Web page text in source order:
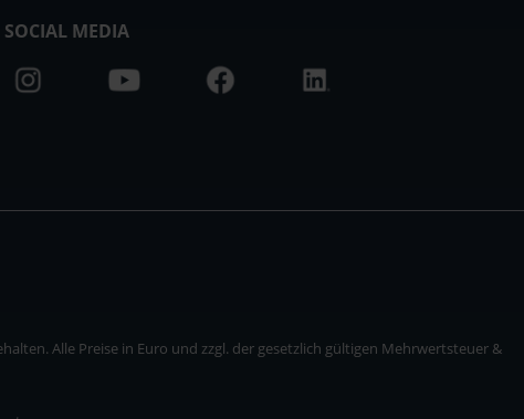
SOCIAL MEDIA
Alle Preise in Euro und zzgl. der gesetzlich gültigen Mehrwertsteuer &